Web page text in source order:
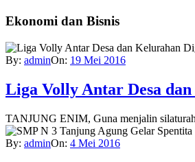
Ekonomi dan Bisnis
By: adminOn: 19 Mei 2016
Liga Volly Antar Desa
TANJUNG ENIM, Guna menjalin
By: adminOn: 4 Mei 2016